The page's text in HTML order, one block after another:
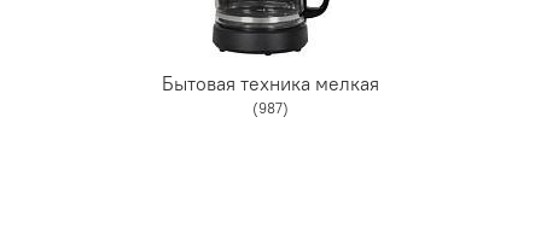
Бытовая техника мелкая
(987)